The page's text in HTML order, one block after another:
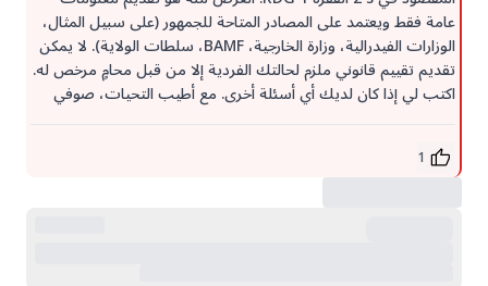
عامة فقط ويعتمد على المصادر المتاحة للجمهور (على سبيل المثال،
الوزارات الفيدرالية، وزارة الخارجية، BAMF، سلطات الولاية). لا يمكن
تقديم تقييم قانوني ملزم لحالتك الفردية إلا من قبل محامٍ مرخص له.
اكتب لي إذا كان لديك أي أسئلة أخرى. مع أطيب التحيات، صوفي
1